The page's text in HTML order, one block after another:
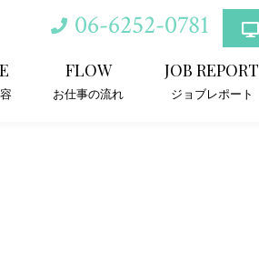
06-6252-0781
FLOW
お仕事の流れ
JOB REPORT
ジョブレポート